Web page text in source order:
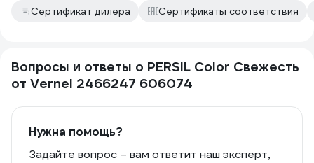
Сертификат дилера Сертификаты соответствия
Вопросы и ответы о PERSIL Color Свежесть
от Vernel 2466247 606074
Нужна помощь?
Задайте вопрос – вам ответит наш эксперт,